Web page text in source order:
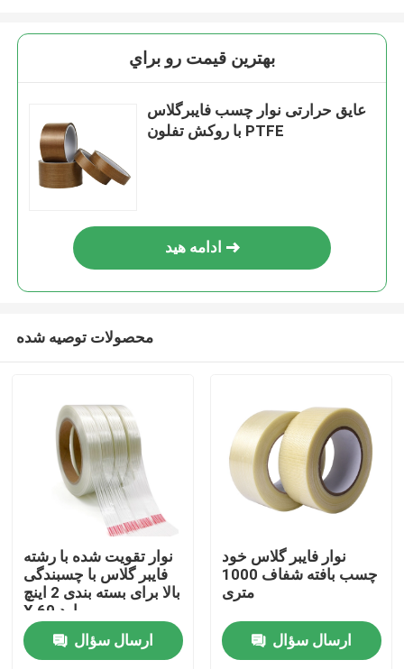
خانه
دربارهی ما
بهترين قيمت رو براي
عایق حرارتی نوار چسب فایبرگلاس
با روکش تفلون PTFE
ادامه هید
محصولات توصیه شده
نوار تقویت شده با رشته
فایبر گلاس با چسبندگی
بالا برای بسته بندی 2 اینچ
X 60 یارد
ارسال سؤال
نوار فایبر گلاس خود
چسب بافته شفاف 1000
متری
ارسال سؤال